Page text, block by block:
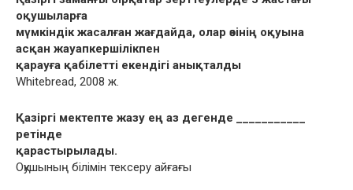
оқушыларға
мүмкіндік жасалған жағдайда, олар өзінің оқуына
асқан жауапкершілікпен
қарауға қабілетті екендігі анықталды
Whitebread, 2008 ж.
Қазіргі мектепте жазу ең аз дегенде ___________
ретінде
қарастырылады.
Оқушының білімін тексеру айғағы